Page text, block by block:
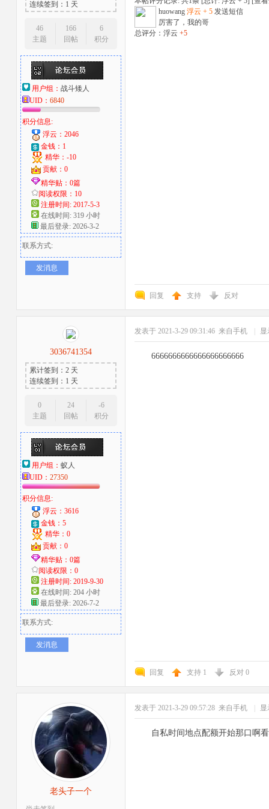
连续签到：1 天
46
主题
166
回帖
6
积分
用户组： 战斗矮人
UID： 6840
积分信息:
浮云：2046
金钱：1
精华：-10
贡献：0
精华贴：0篇
阅读权限：10
注册时间: 2017-5-3
在线时间: 319 小时
最后登录: 2026-3-2
联系方式:
发消息
huowang 浮云 + 5 发送短信
厉害了，我的哥
总评分：浮云 +5
回复 支持 反对
3036741354
累计签到：2 天
连续签到：1 天
0
主题
24
回帖
-6
积分
用户组： 蚁人
UID： 27350
积分信息:
浮云：3616
金钱：5
精华：0
贡献：0
精华贴：0篇
阅读权限：0
注册时间: 2019-9-30
在线时间: 204 小时
最后登录: 2026-7-2
联系方式:
发消息
发表于 2021-3-29 09:31:46 来自手机 显
6666666666666666666666
回复 支持 1 反对 0
老头子一个
发表于 2021-3-29 09:57:28 来自手机 显
自私时间地点配额开始那口啊